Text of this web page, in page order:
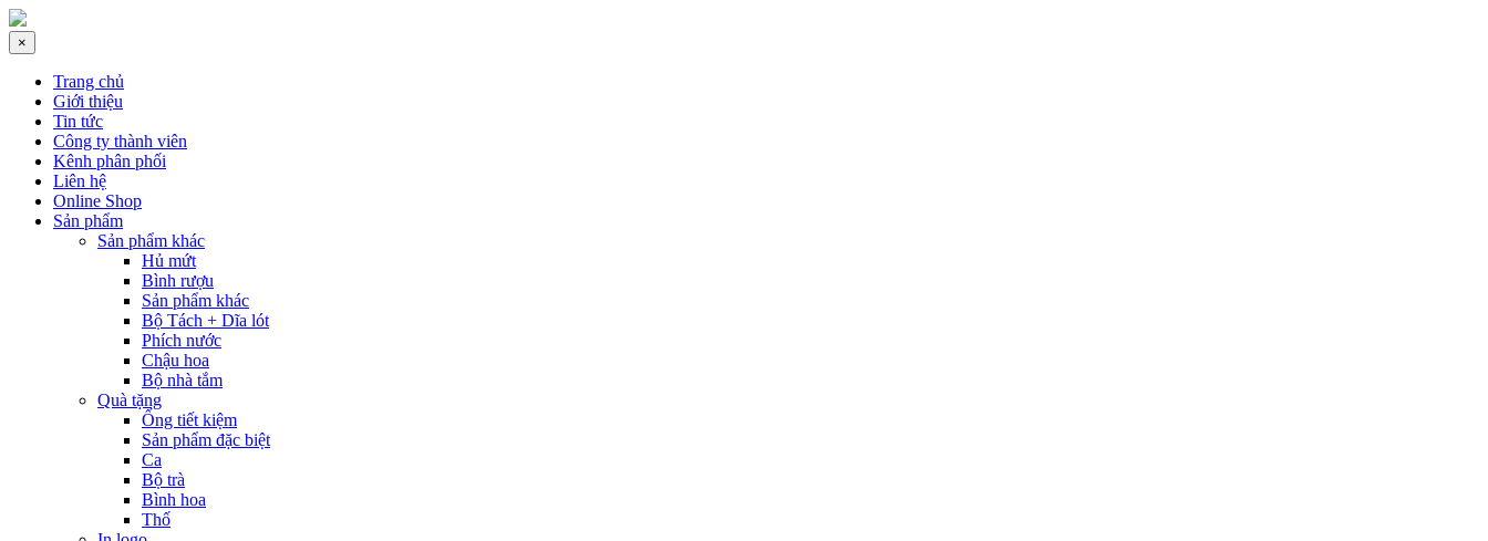
×
Trang chủ
Giới thiệu
Tin tức
Công ty thành viên
Kênh phân phối
Liên hệ
Online Shop
Sản phẩm
Sản phẩm khác
Hủ mứt
Bình rượu
Sản phẩm khác
Bộ Tách + Dĩa lót
Phích nước
Chậu hoa
Bộ nhà tắm
Quà tặng
Ống tiết kiệm
Sản phẩm đặc biệt
Ca
Bộ trà
Bình hoa
Thố